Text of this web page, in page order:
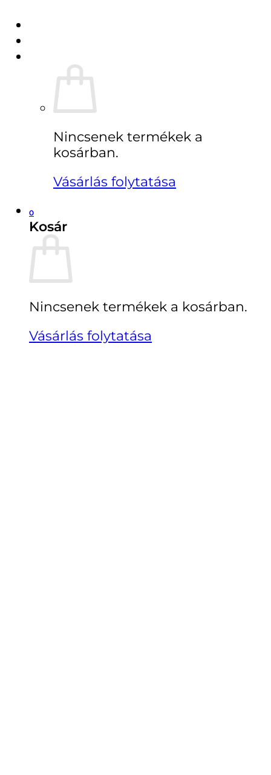
Nincsenek termékek a
kosárban.
Vásárlás folytatása
0
Kosár
Nincsenek termékek a kosárban.
Vásárlás folytatása